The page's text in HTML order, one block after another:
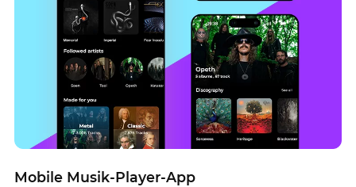
Mobile Musik-Player-App